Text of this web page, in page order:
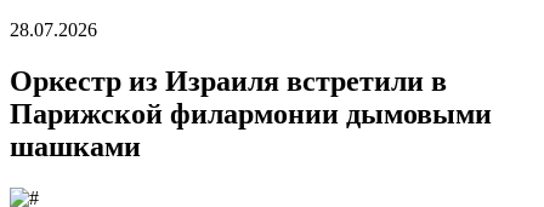
28.07.2026
Оркестр из Израиля встретили в
Парижской филармонии дымовыми
шашками